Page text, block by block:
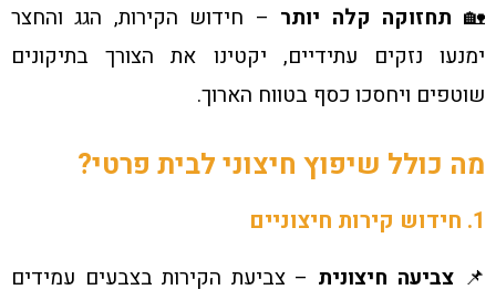
🏡 תחזוקה קלה יותר – חידוש הקירות, הגג והחצר
ימנעו נזקים עתידיים, יקטינו את הצורך בתיקונים
שוטפים ויחסכו כסף בטווח הארוך.
מה כולל שיפוץ חיצוני לבית פרטי?
1. חידוש קירות חיצוניים
📌 צביעה חיצונית – צביעת הקירות בצבעים עמידים